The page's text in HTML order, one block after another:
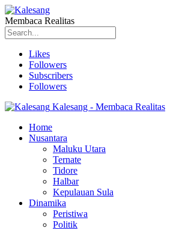
Membaca Realitas
Likes
Followers
Subscribers
Followers
Kalesang - Membaca Realitas
Home
Nusantara
Maluku Utara
Ternate
Tidore
Halbar
Kepulauan Sula
Dinamika
Peristiwa
Politik